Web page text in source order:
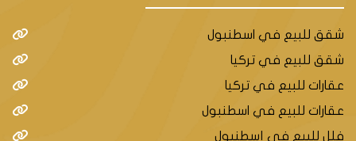
شقق للبيع في اسطنبول
شقق للبيع في تركيا
عقارات للبيع في تركيا
عقارات للبيع في اسطنبول
فلل للبيع في إسطنبول